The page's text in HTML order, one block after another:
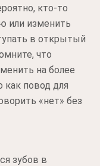
кто-то
или изменить
в открытый
что
на более
повод для
«нет» без
зубов в